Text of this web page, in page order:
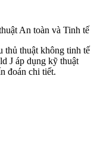
An toàn và Tinh tế
thủ thuật không tinh tế
J áp dụng kỹ thuật
đoán chi tiết.